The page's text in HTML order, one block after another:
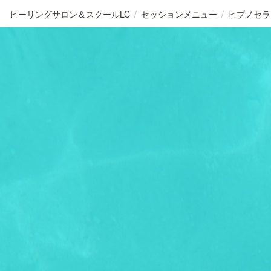
ヒーリングサロン＆スクールLC / セッションメニュー / ヒプノセ